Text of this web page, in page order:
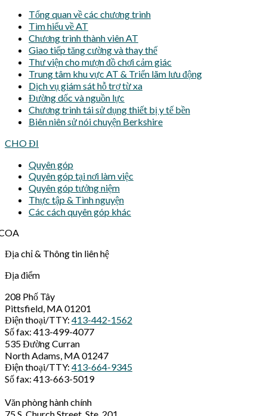
Tổng quan về các chương trình
Tìm hiểu về AT
Chương trình thành viên AT
Giao tiếp tăng cường và thay thế
Thư viện cho mượn đồ chơi cảm giác
Trung tâm khu vực AT & Triển lãm lưu động
Dịch vụ giám sát hỗ trợ từ xa
Đường dốc và nguồn lực
Chương trình tái sử dụng thiết bị y tế bền
Biên niên sử nói chuyện Berkshire
CHO ĐI
Quyên góp
Quyên góp tại nơi làm việc
Quyên góp tưởng niệm
Thực tập & Tình nguyện
Các cách quyên góp khác
Địa chỉ & Thông tin liên hệ
Địa điểm
208 Phố Tây
Pittsfield, MA 01201
Điện thoại/TTY: 413-442-1562
Số fax: 413-499-4077
535 Đường Curran
North Adams, MA 01247
Điện thoại/TTY: 413-664-9345
Số fax: 413-663-5019
Văn phòng hành chính